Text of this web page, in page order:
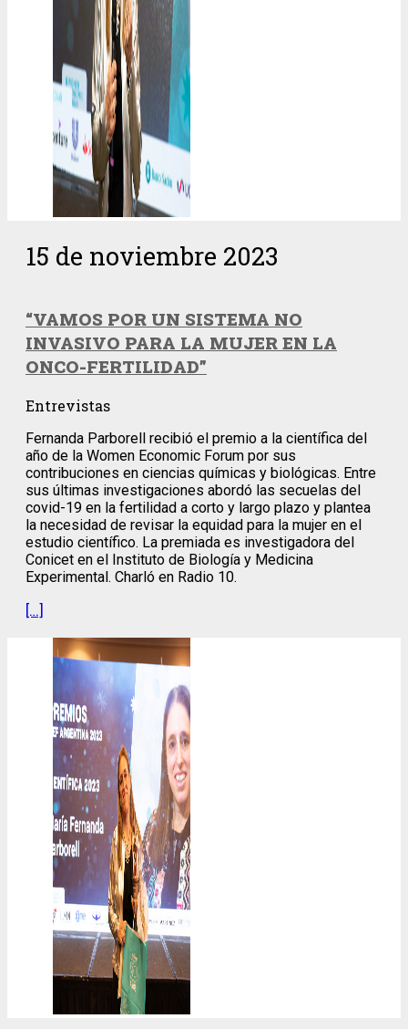
15 de noviembre 2023
“VAMOS POR UN SISTEMA NO
INVASIVO PARA LA MUJER EN LA
ONCO-FERTILIDAD”
Entrevistas
Fernanda Parborell recibió el premio a la científica del
año de la Women Economic Forum por sus
contribuciones en ciencias químicas y biológicas. Entre
sus últimas investigaciones abordó las secuelas del
covid-19 en la fertilidad a corto y largo plazo y plantea
la necesidad de revisar la equidad para la mujer en el
estudio científico. La premiada es investigadora del
Conicet en el Instituto de Biología y Medicina
Experimental. Charló en Radio 10.
[…]